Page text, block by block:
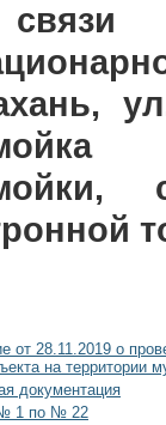
с
от 28.11.2019 о
на территории
документация
1 по № 22